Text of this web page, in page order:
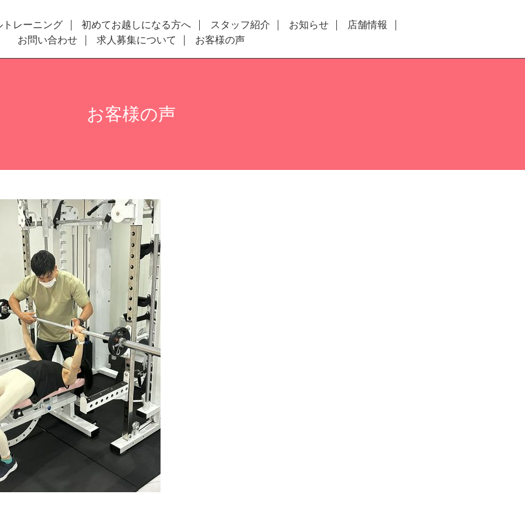
トレーニング 初めてお越しになる方へ スタッフ紹介 お知らせ
店舗情報
お問い合わせ
求人募集について お客様の声
お客様の声